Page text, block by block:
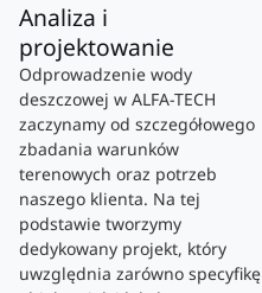
Analiza i
projektowanie
Odprowadzenie wody
deszczowej w ALFA-TECH
zaczynamy od szczegółowego
zbadania warunków
terenowych oraz potrzeb
naszego klienta. Na tej
podstawie tworzymy
dedykowany projekt, który
uwzględnia zarówno specyfikę